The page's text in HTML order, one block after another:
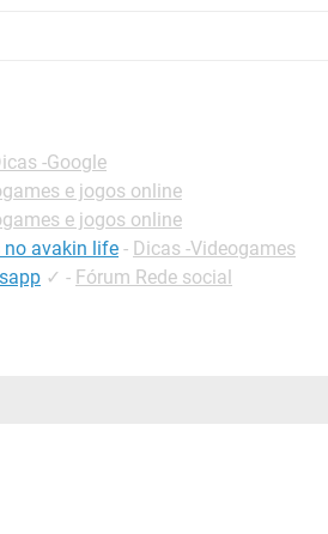
-Google
e jogos online
e jogos online
no avakin life - Dicas -Videogames
✓ - Fórum Rede social